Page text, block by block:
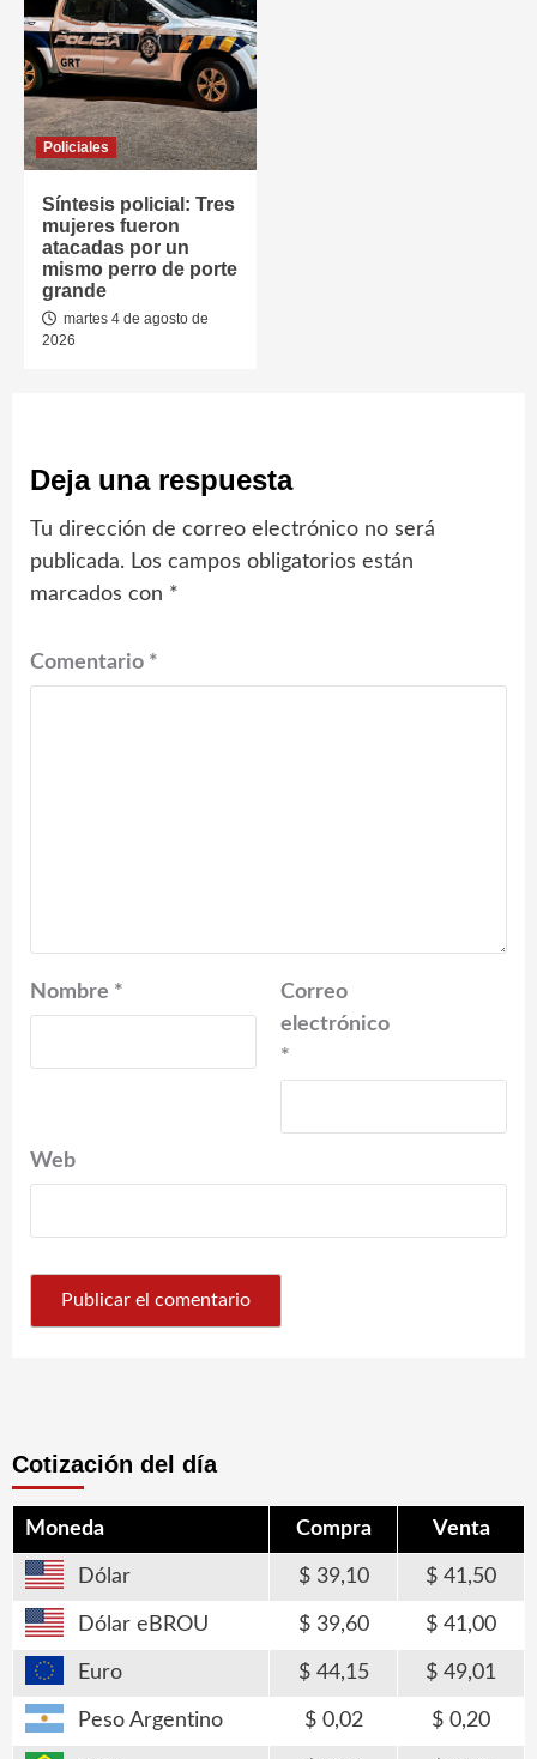
Policiales
Síntesis policial: Tres
mujeres fueron
atacadas por un
mismo perro de porte
grande
martes 4 de agosto de
2026
Deja una respuesta
Tu dirección de correo electrónico no será
publicada. Los campos obligatorios están
marcados con *
Comentario *
Nombre *
Correo
electrónico
*
Web
Cotización del día
Moneda Compra Venta
Dólar 39,10 41,50
Dólar eBROU 39,60 41,00
Euro 44,15 49,01
Peso Argentino 0,02 0,20